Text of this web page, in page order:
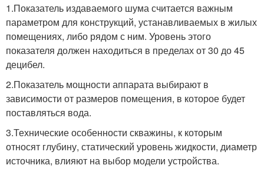
1.Показатель издаваемого шума считается важным
параметром для конструкций, устанавливаемых в жилых
помещениях, либо рядом с ним. Уровень этого
показателя должен находиться в пределах от 30 до 45
децибел.
2.Показатель мощности аппарата выбирают в
зависимости от размеров помещения, в которое будет
поставляться вода.
3.Технические особенности скважины, к которым
относят глубину, статический уровень жидкости, диаметр
источника, влияют на выбор модели устройства.